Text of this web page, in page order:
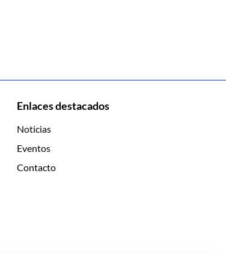
Enlaces destacados
Noticias
Eventos
Contacto